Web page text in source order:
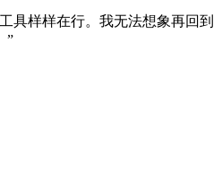
具样样在行。我无法想象再回到
”